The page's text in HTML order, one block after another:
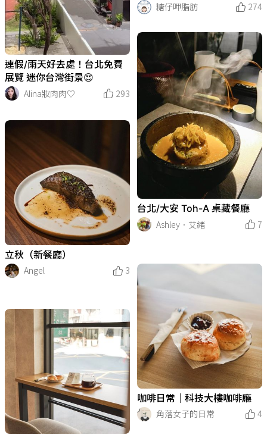
連假/雨天好去處！台北免費
展覽 迷你台灣街景😍
Alina妝肉肉♡
293
糖仔呷脂肪
274
台北/大安 Toh-A 桌藏餐廳
Ashley．艾緒
7
立秋（新餐廳）
Angel
3
咖啡日常｜科技大樓咖啡廳
角落女子的日常
4